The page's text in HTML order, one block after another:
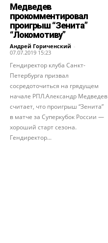
Медведев
прокомментировал
проигрыш “Зенита”
“Локомотиву”
Андрей Гориченcкий -
07.07.2019 15:23
Гендиректор клуба Санкт-
Петербурга призвал
сосредоточиться на грядущем
начале РПЛ.Александр Медведев
считает, что проигрыш “Зенита”
в матче за Суперкубок России —
хороший старт сезона.
Гендиректор...